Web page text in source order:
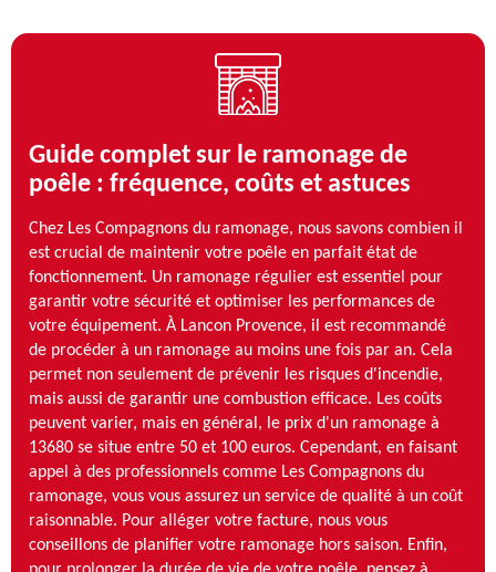
Guide complet sur le ramonage de
poêle : fréquence, coûts et astuces
Chez Les Compagnons du ramonage, nous savons combien il
est crucial de maintenir votre poêle en parfait état de
fonctionnement. Un ramonage régulier est essentiel pour
garantir votre sécurité et optimiser les performances de
votre équipement. À Lancon Provence, il est recommandé
de procéder à un ramonage au moins une fois par an. Cela
permet non seulement de prévenir les risques d'incendie,
mais aussi de garantir une combustion efficace. Les coûts
peuvent varier, mais en général, le prix d'un ramonage à
13680 se situe entre 50 et 100 euros. Cependant, en faisant
appel à des professionnels comme Les Compagnons du
ramonage, vous vous assurez un service de qualité à un coût
raisonnable. Pour alléger votre facture, nous vous
conseillons de planifier votre ramonage hors saison. Enfin,